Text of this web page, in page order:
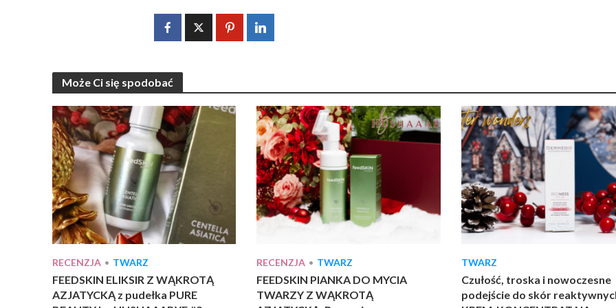
Może Ci się spodobać
RECENZJA • TWARZ
FEEDSKIN ELIKSIR Z WĄKROTĄ
AZJATYCKĄ z pudełka PURE
RECENZJA • TWARZ
FEEDSKIN PIANKA DO MYCIA
TWARZY Z WĄKROTĄ
TWARZ
Czułość, troska i nowoczesne
podejście do skór